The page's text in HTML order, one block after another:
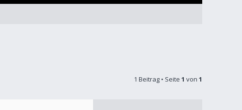
1 Beitrag • Seite 1 von 1